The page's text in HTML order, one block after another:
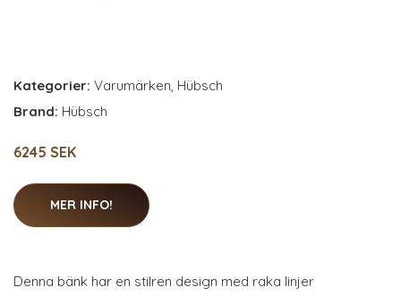
Kategorier: Varumärken, Hübsch
Brand: Hübsch
6245 SEK
MER INFO!
Denna bänk har en stilren design med raka linjer